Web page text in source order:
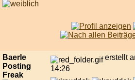
Baerle
Posting
Freak
erstellt
14:26